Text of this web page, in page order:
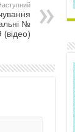
№
(відео)